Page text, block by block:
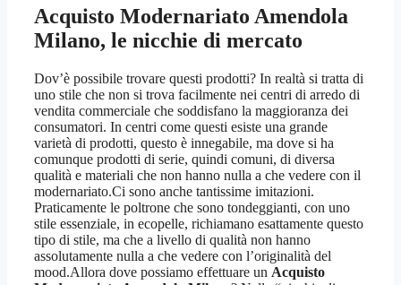
Acquisto Modernariato Amendola
Milano, le nicchie di mercato
Dov’è possibile trovare questi prodotti? In realtà si tratta di
uno stile che non si trova facilmente nei centri di arredo di
vendita commerciale che soddisfano la maggioranza dei
consumatori. In centri come questi esiste una grande
varietà di prodotti, questo è innegabile, ma dove si ha
comunque prodotti di serie, quindi comuni, di diversa
qualità e materiali che non hanno nulla a che vedere con il
modernariato.Ci sono anche tantissime imitazioni.
Praticamente le poltrone che sono tondeggianti, con uno
stile essenziale, in ecopelle, richiamano esattamente questo
tipo di stile, ma che a livello di qualità non hanno
assolutamente nulla a che vedere con l’originalità del
mood.Allora dove possiamo effettuare un Acquisto